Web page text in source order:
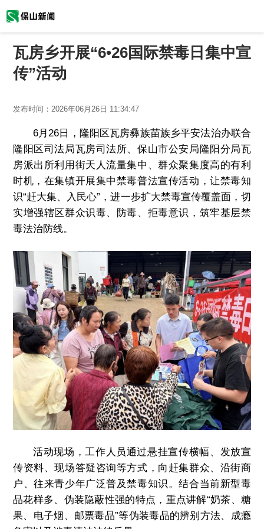
瓦房乡开展“6•26国际禁毒日集中宣
传”活动
发布时间： 2026年06月26日 11:34:47
6月26日，隆阳区瓦房彝族苗族乡平安法治办联合
隆阳区司法局瓦房司法所、保山市公安局隆阳分局瓦
房派出所利用街天人流量集中、群众聚集度高的有利
时机，在集镇开展集中禁毒普法宣传活动，让禁毒知
识“赶大集、入民心”，进一步扩大禁毒宣传覆盖面，切
实增强辖区群众识毒、防毒、拒毒意识，筑牢基层禁
毒法治防线。
活动现场，工作人员通过悬挂宣传横幅、发放宣
传资料、现场答疑咨询等方式，向赶集群众、沿街商
户、往来青少年广泛普及禁毒知识。结合当前新型毒
品花样多、伪装隐蔽性强的特点，重点讲解“奶茶、糖
果、电子烟、邮票毒品”等伪装毒品的辨别方法、成瘾